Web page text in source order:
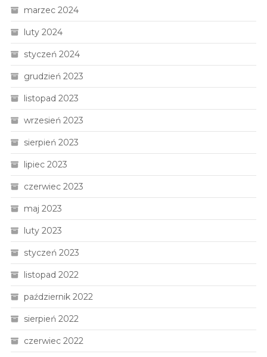
marzec 2024
luty 2024
styczeń 2024
grudzień 2023
listopad 2023
wrzesień 2023
sierpień 2023
lipiec 2023
czerwiec 2023
maj 2023
luty 2023
styczeń 2023
listopad 2022
październik 2022
sierpień 2022
czerwiec 2022